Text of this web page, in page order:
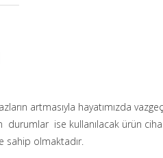
artmasıyla hayatımızda
durumlar ise kullanılacak ürün
sahip olmaktadır.